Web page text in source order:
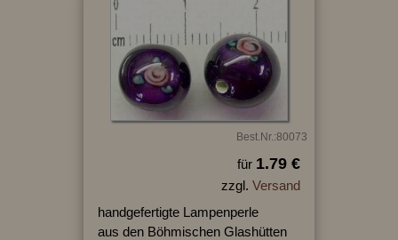
Best.Nr.:80073
für 1.79 €
zzgl. Versand
handgefertigte Lampenperle
aus den Böhmischen Glashütten